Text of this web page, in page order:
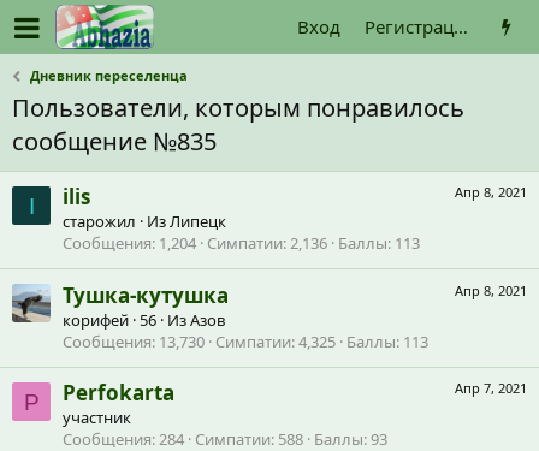
Вход Регистрация
Дневник переселенца
Пользователи, которым понравилось
сообщение №835
I
Апр 8, 2021
ilis
старожил · ИзЛипецк
Сообщения 1,204 Симпатии 2,136 Баллы 113
Апр 8, 2021
Тушка-кутушка
корифей · 56 · ИзАзов
Сообщения 13,730 Симпатии 4,325 Баллы 113
P
Апр 7, 2021
Perfokarta
участник
Сообщения 284 Симпатии 588 Баллы 93